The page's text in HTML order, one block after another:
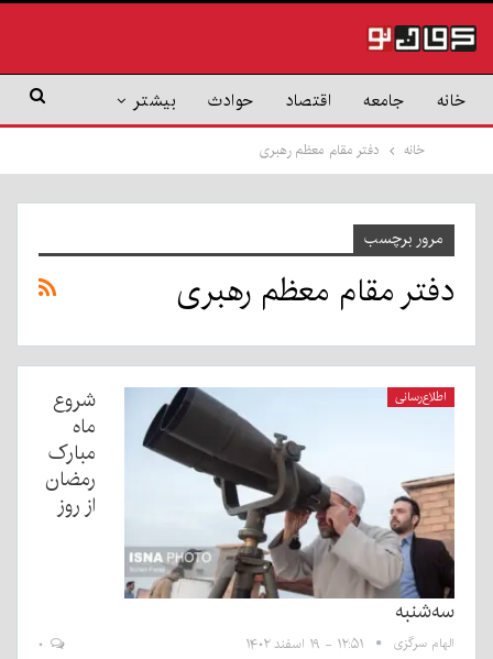
خانه جامعه اقتصاد حوادث بیشتر
خانه دفتر مقام معظم رهبری
مرور برچسب
دفتر مقام معظم رهبری
اطلاع‌رسانی
شروع
ماه
مبارک
رمضان
از روز
سه‌شنبه
الهام سرگزی ۱۲:۵۱ - ۱۹ اسفند ۱۴۰۲